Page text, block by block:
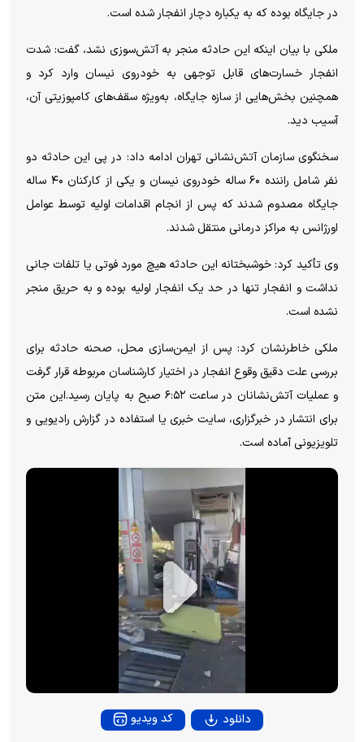
در جایگاه بوده که به یکباره دچار انفجار شده است.
ملکی با بیان اینکه این حادثه منجر به آتش‌سوزی نشد، گفت: شدت
انفجار خسارت‌های قابل توجهی به خودروی نیسان وارد کرد و
همچنین بخش‌هایی از سازه جایگاه، به‌ویژه سقف‌های کامپوزیتی آن،
آسیب دید.
سخنگوی سازمان آتش‌نشانی تهران ادامه داد: در پی این حادثه دو
نفر شامل راننده ۶۰ ساله خودروی نیسان و یکی از کارکنان ۴۰ ساله
جایگاه مصدوم شدند که پس از انجام اقدامات اولیه توسط عوامل
اورژانس به مراکز درمانی منتقل شدند.
وی تأکید کرد: خوشبختانه این حادثه هیچ مورد فوتی یا تلفات جانی
نداشت و انفجار تنها در حد یک انفجار اولیه بوده و به حریق منجر
نشده است.
ملکی خاطرنشان کرد: پس از ایمن‌سازی محل، صحنه حادثه برای
بررسی علت دقیق وقوع انفجار در اختیار کارشناسان مربوطه قرار گرفت
و عملیات آتش‌نشانان در ساعت ۶:۵۲ صبح به پایان رسید.این متن
برای انتشار در خبرگزاری، سایت خبری یا استفاده در گزارش رادیویی و
تلویزیونی آماده است.
P
l
a
y
دانلود کد ویدیو